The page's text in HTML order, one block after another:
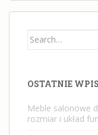
Search
OSTATNIE
Meble salonowe
rozmiar i układ